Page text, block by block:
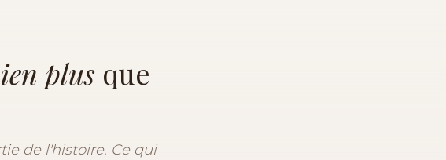
plus que
de l'histoire. Ce qui